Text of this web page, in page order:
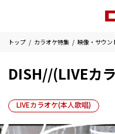
トップ カラオケ特集 映像・サウン
DISH//(LIVEカ
LIVEカラオケ(本人歌唱)